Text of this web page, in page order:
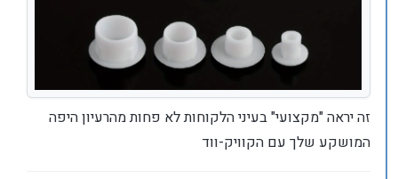
זה יראה "מקצועי" בעיני הלקוחות לא פחות מהרעיון היפה
המושקע שלך עם הקוויק-ווד